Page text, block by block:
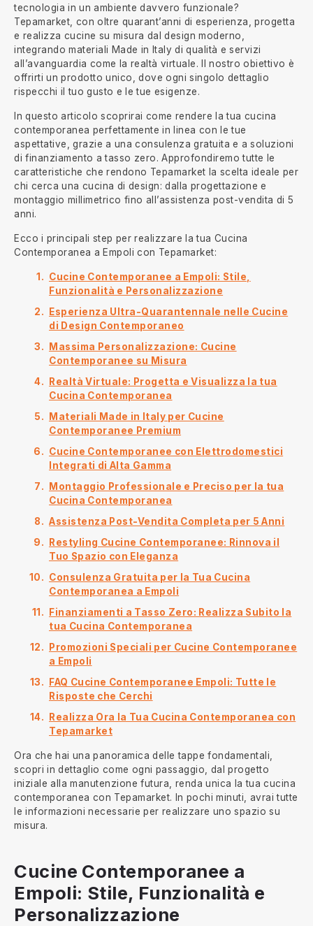
tecnologia in un ambiente davvero funzionale?
Tepamarket, con oltre quarant’anni di esperienza, progetta
e realizza cucine su misura dal design moderno,
integrando materiali Made in Italy di qualità e servizi
all’avanguardia come la realtà virtuale. Il nostro obiettivo è
offrirti un prodotto unico, dove ogni singolo dettaglio
rispecchi il tuo gusto e le tue esigenze.
In questo articolo scoprirai come rendere la tua cucina
contemporanea perfettamente in linea con le tue
aspettative, grazie a una consulenza gratuita e a soluzioni
di finanziamento a tasso zero. Approfondiremo tutte le
caratteristiche che rendono Tepamarket la scelta ideale per
chi cerca una cucina di design: dalla progettazione e
montaggio millimetrico fino all’assistenza post-vendita di 5
anni.
Ecco i principali step per realizzare la tua Cucina
Contemporanea a Empoli con Tepamarket:
Cucine Contemporanee a Empoli: Stile,
Funzionalità e Personalizzazione
Esperienza Ultra-Quarantennale nelle Cucine
di Design Contemporaneo
Massima Personalizzazione: Cucine
Contemporanee su Misura
Realtà Virtuale: Progetta e Visualizza la tua
Cucina Contemporanea
Materiali Made in Italy per Cucine
Contemporanee Premium
Cucine Contemporanee con Elettrodomestici
Integrati di Alta Gamma
Montaggio Professionale e Preciso per la tua
Cucina Contemporanea
Assistenza Post-Vendita Completa per 5 Anni
Restyling Cucine Contemporanee: Rinnova il
Tuo Spazio con Eleganza
Consulenza Gratuita per la Tua Cucina
Contemporanea a Empoli
Finanziamenti a Tasso Zero: Realizza Subito la
tua Cucina Contemporanea
Promozioni Speciali per Cucine Contemporanee
a Empoli
FAQ Cucine Contemporanee Empoli: Tutte le
Risposte che Cerchi
Realizza Ora la Tua Cucina Contemporanea con
Tepamarket
Ora che hai una panoramica delle tappe fondamentali,
scopri in dettaglio come ogni passaggio, dal progetto
iniziale alla manutenzione futura, renda unica la tua cucina
contemporanea con Tepamarket. In pochi minuti, avrai tutte
le informazioni necessarie per realizzare uno spazio su
misura.
Cucine Contemporanee a
Empoli: Stile, Funzionalità e
Personalizzazione